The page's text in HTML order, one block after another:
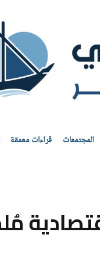
المجتمعات قراءات معمقة